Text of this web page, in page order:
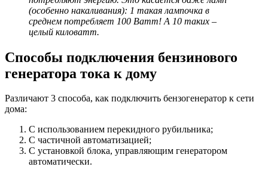
(особенно накаливания): 1 такая лампочка в
среднем потребляет 100 Ватт! А 10 таких –
целый киловатт.
Способы подключения бензинового
генератора тока к дому
Различают 3 способа, как подключить бензогенератор к сети
дома:
С использованием перекидного рубильника;
С частичной автоматизацией;
С установкой блока, управляющим генератором
автоматически.